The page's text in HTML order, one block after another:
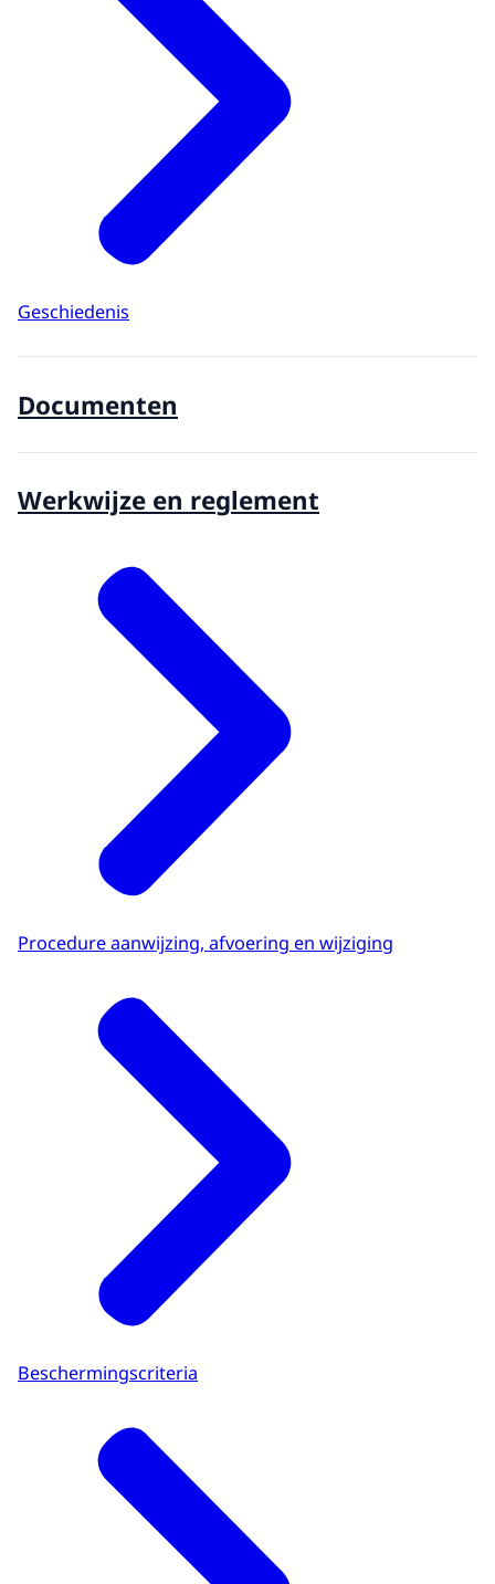
Geschiedenis
Documenten
Werkwijze en reglement
Procedure aanwijzing, afvoering en wijziging
Beschermingscriteria